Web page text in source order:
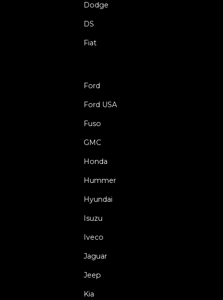
Dodge
DS
Fiat
Ford
Ford USA
Fuso
GMC
Honda
Hummer
Hyundai
Isuzu
Iveco
Jaguar
Jeep
Kia